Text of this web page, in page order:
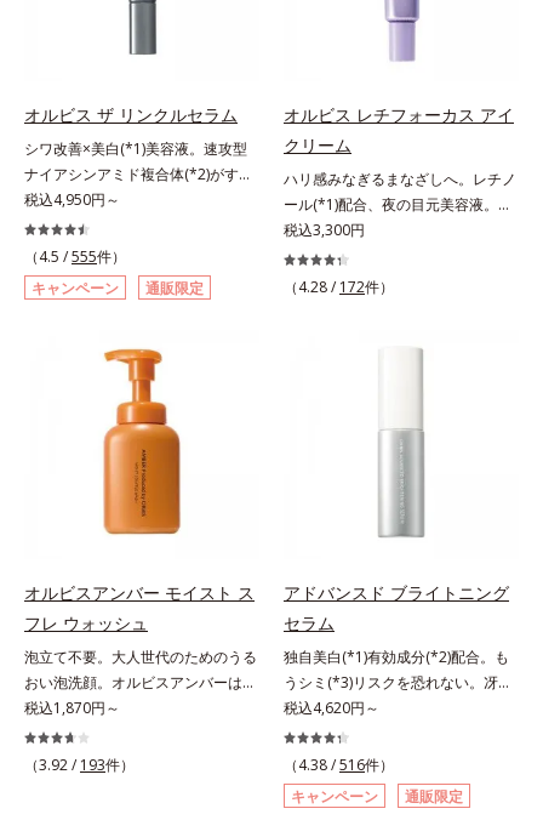
膜ができ始めることで膜が強くくず
れにくくなり、密閉することで保湿
成分を浸透促進すること（角層ま
で）*5 保湿成分*6 角層まで＜使用
量目安＞大きめのパール1粒程度
※全顔使用の場合＜使用ステップ＞
洗顔料 ⇒ 化粧水 ⇒ 保湿液 ⇒オル
ビス リンクルブライトUVプロテク
ージをご覧ください。・BEAUTY夏
ロニセラカエルレア果汁、ノバラエ
エキス配合＝角層のすみずみまで水
分・油分を保ち、ハリ・ツヤを与え
る保湿成分*10 気持ちのことアレ
ルギーテスト済＝全ての方にアレル
ギーが起こらないということではあ
リ感あふれる肌へと導きます。うる
おいに満ちたゆらがない肌をご体感
いただくために設計された3ステッ
プで、いつも力強く美しくあり続け
るあなたを応援します。*1 肌にう
るおいが満ち、維持されている状態
*2 年齢に応じたお手入れのこと
*3 デクスパンテノールW*4
び先行技術調査による当社調べ*5
オトギリソウエキス配合＝肌にうる
おいを与え、うるおいに満ちたハリ
ツヤ肌へ導く保湿成分アレルギーテ
スト済＝全ての方にアレルギーが起
こらないということではありませ
微粒子とオイルが肌と汚れの間に入
することを防止し、細かい毛穴汚れ
をごっそりするん！角栓溶解オイル
(*4)が詰まりや黒ずみも溶かして、
毛穴の目立ちにくいすべすべ肌に洗
い上げます。大人肌のためのくすみ
(*5)を晴らすアプローチによって圧
巻の洗浄力と保湿力を叶え、毛穴目
やかな肌に導きます。*1 ポーラ化
ルから、汚れをはね返す水の膜をつ
くる技術が日本初（2024年12月時
点、J－GLOBALによる自社調べ）
*2 オルビス内でかつてないオイル
クレンジングのこと*3 ポーラ化成
ルコシド（保湿）で形成するミセル
*4 炭酸ジカプリリル*5 乾燥や汚れ
による*6 キメの乱れによる＜使用
量目安＞適量＜使用ステップ＞オル
ビス ザ クレンジング オイル ⇒
洗顔料 ⇒ 化粧水 ⇒ 保湿液
※W洗顔が必要です＜使用方法＞1.
適量（2プッシュ程度）をとり、手
のひら全体にさっと広げます。2.肌
の上で軽くらせんを描くように、メ
オルビス ザ リンクルセラム
シワ改善×美白(*1)美容液。速攻型
ナイアシンアミド複合体(*2)がすば
やく浸透(*3)。ピンと、パッと。大
人の肌にハリ感を。シワ改善×美白
(*1)美容液。ポーラ化成 研究所の独
自研究で見出した、速攻型ナイアシ
ンアミド複合体(*2)と浸透サポート
有効成分「ナイアシンアミド」の浸
透スピードがアップ(*5)し、浸透し
にくい大人肌の深く(*3)まで素早く
届けます。真皮のコラーゲン産生を
促進し、年齢とともに刻まれる深い
悩みのシワを改善しながら、過剰な
メラニン生成を防ぎ未来のシミ・ソ
バカスを予防します。さらに独自研
(*6)で大人肌にハリ感をプラス。す
るっと伸び広がるテクスチャー
で、"顔全体にご使用いただける設
計"。見えているシワはもちろん、
自分では気づきにくい死角のシワの
改善にも効果を発揮します。*1 メ
ラニンの生成を抑え、シミ・ソバカ
スを防ぐ*2 ナイアシンアミド（有
税込4,950円～
（4.5 /555件）
キャンペーン
通販限定
オルビス レチフォーカス アイ
クリーム
ハリ感みなぎるまなざしへ。レチノ
ール(*1)配合、夜の目元美容液。オ
ルビスの目元技術を結集し、ハリ感
みなぎるまなざしへ。レチノール
(*1)配合の目元美容液です。目元悩
り、肌表面にピン！としたハリ感を
与え、さらに疑似セラミド(*3)が角
層の隙間に浸透(*4)。夜のスキンケ
アの最後にプラスすることで乾燥に
よる小ジワを目立たなくし、ハリ感
チノール配合＝保湿成分*2 パルミ
成分*3 ラウロイルグルタミン酸ジ
（フィトステリル/オクチルドデシ
ル）配合＝保湿成分*4 角層まで
税込3,300円
（4.28 / 172件）
オルビスアンバー モイスト ス
フレ ウォッシュ
泡立て不要。大人世代のためのうる
おい泡洗顔。オルビスアンバーは、
いつも⾃然体で美しくありたいと願
う⼤⼈世代に寄り添うブランドで
す。年齢印象研究に基づいた肌サイ
税込1,870円～
（3.92 / 193件）
アドバンスド ブライトニング
セラム
独自美白(*1)有効成分(*2)配合。も
うシミ(*3)リスクを恐れない。冴え
わたる透明美肌(*4)へ。先端肌科学
が導く、透明感あふれる輝き(*4)
へ。今の自分の肌も未来の肌もあき
らめない、自分史上最高の冴えわた
る透明美肌(*4)を目指すには、美肌
税込4,620円～
（4.38 /516件）
キャンペーン
通販限定